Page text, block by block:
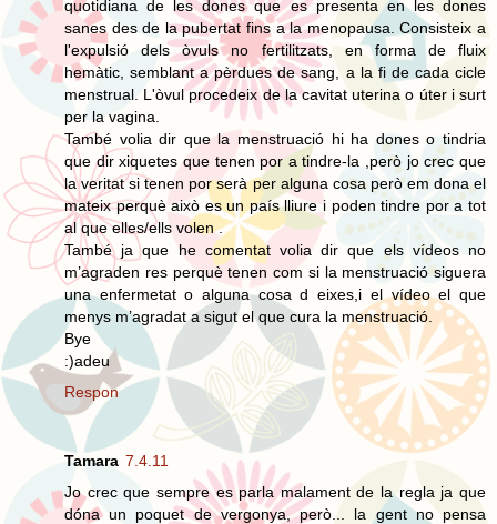
quotidiana de les dones que es presenta en les dones
sanes des de la pubertat fins a la menopausa. Consisteix a
l'expulsió dels òvuls no fertilitzats, en forma de fluix
hemàtic, semblant a pèrdues de sang, a la fi de cada cicle
menstrual. L'òvul procedeix de la cavitat uterina o úter i surt
per la vagina.
També volia dir que la menstruació hi ha dones o tindria
que dir xiquetes que tenen por a tindre-la ,però jo crec que
la veritat si tenen por serà per alguna cosa però em dona el
mateix perquè això es un país lliure i poden tindre por a tot
al que elles/ells volen .
També ja que he comentat volia dir que els vídeos no
m’agraden res perquè tenen com si la menstruació siguera
una enfermetat o alguna cosa d eixes,i el vídeo el que
menys m’agradat a sigut el que cura la menstruació.
Bye
:)adeu
Respon
Tamara 7.4.11
Jo crec que sempre es parla malament de la regla ja que
dóna un poquet de vergonya, però... la gent no pensa